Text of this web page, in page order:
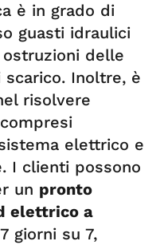
è in grado di
guasti idraulici
ostruzioni delle
Inoltre, è
risolvere
elettrico e
I clienti possono
un pronto
elettrico a
giorni su 7,